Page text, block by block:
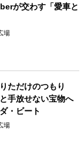
が交わす「愛車と
場
ただけのつもり
手放せない宝物へ
・ビート
場